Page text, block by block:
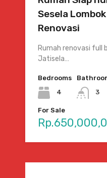
Sesela
Renovasi
Rumah renovasi full
Jatisela…
Bedrooms
4
3
For Sale